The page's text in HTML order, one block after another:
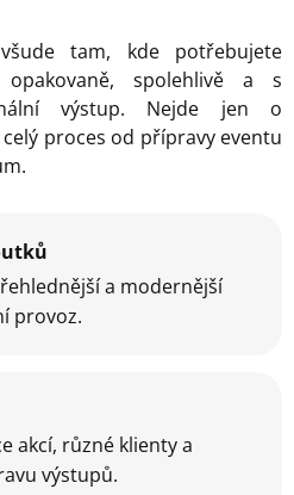
tam, kde potřebujete
spolehlivě a s
výstup. Nejde jen o
proces od přípravy eventu
a modernější
provoz.
akcí, různé klienty a
výstupů.